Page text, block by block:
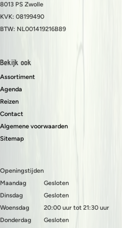
8013 PS Zwolle
KVK: 08199490
BTW: NL001419216B89
Bekijk ook
Assortiment
Agenda
Reizen
Contact
Algemene voorwaarden
Sitemap
Openingstijden
Maandag
Dinsdag
Woensdag
Donderdag
Gesloten
Gesloten
20:00 uur tot 21:30 uur
Gesloten